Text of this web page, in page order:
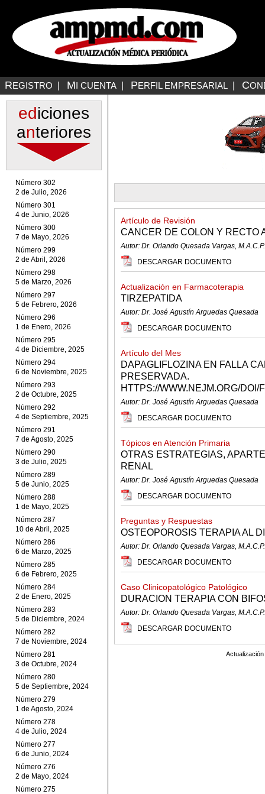
REGISTRO MI CUENTA PERFIL EMPRESARIAL C
ediciones
anteriores
Número 302
2 de Julio, 2026
Número 301
4 de Junio, 2026
Número 300
7 de Mayo, 2026
Número 299
2 de Abril, 2026
Número 298
5 de Marzo, 2026
Número 297
5 de Febrero, 2026
Número 296
1 de Enero, 2026
Número 295
4 de Diciembre, 2025
Número 294
6 de Noviembre, 2025
Número 293
2 de Octubre, 2025
Número 292
4 de Septiembre, 2025
Número 291
7 de Agosto, 2025
Número 290
3 de Julio, 2025
Número 289
5 de Junio, 2025
Número 288
1 de Mayo, 2025
Número 287
10 de Abril, 2025
Número 286
6 de Marzo, 2025
Número 285
6 de Febrero, 2025
Número 284
2 de Enero, 2025
Número 283
5 de Diciembre, 2024
Número 282
7 de Noviembre, 2024
Número 281
3 de Octubre, 2024
Número 280
5 de Septiembre, 2024
Número 279
1 de Agosto, 2024
Número 278
4 de Julio, 2024
Número 277
6 de Junio, 2024
Número 276
2 de Mayo, 2024
Número 275
Artículo de Revisión
CANCER DE COLON Y RECTO
Autor: Dr. Orlando Quesada Vargas, M.A.C.P.
DESCARGAR DOCUMENTO
Actualización en Farmacoterapia
TIRZEPATIDA
Autor: Dr. José Agustín Arguedas Quesada
DESCARGAR DOCUMENTO
Artículo del Mes
DAPAGLIFLOZINA EN FALLA
PRESERVADA.
HTTPS://WWW.NEJM.ORG/
Autor: Dr. José Agustín Arguedas Quesada
DESCARGAR DOCUMENTO
Tópicos en Atención Primaria
OTRAS ESTRATEGIAS,
RENAL
Autor: Dr. José Agustín Arguedas Quesada
DESCARGAR DOCUMENTO
Preguntas y Respuestas
OSTEOPOROSIS TERAPIA AL
Autor: Dr. Orlando Quesada Vargas, M.A.C.P.
DESCARGAR DOCUMENTO
Caso Clinicopatológico Patológico
DURACION TERAPIA CON
Autor: Dr. Orlando Quesada Vargas, M.A.C.P.
DESCARGAR DOCUMENTO